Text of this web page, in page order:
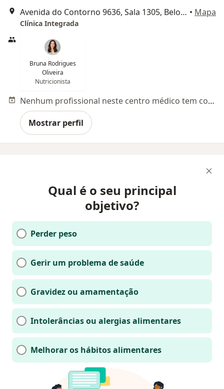
Avenida do Contorno 9636, Sala 1305, Belo Horizonte • Mapa
Clínica Integrada
Bruna Rodrigues
Oliveira
Nutricionista
Nenhum profissional neste centro médico tem consultas disponíveis
Mostrar perfil
Qual é o seu principal
objetivo?
Perder peso
Gerir um problema de saúde
Gravidez ou amamentação
Intolerâncias ou alergias alimentares
Melhorar os hábitos alimentares